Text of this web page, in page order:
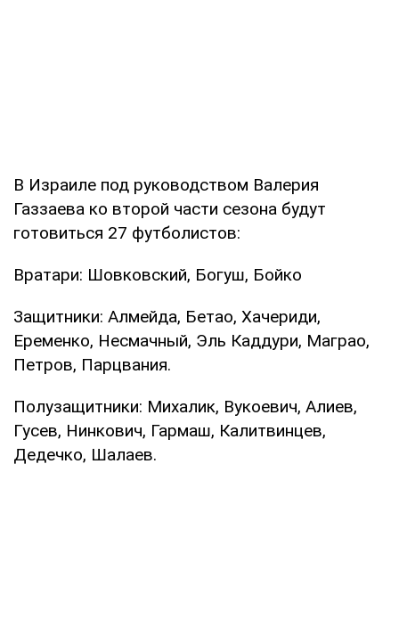
В Израиле под руководством Валерия
Газзаева ко второй части сезона будут
готовиться 27 футболистов:
Вратари: Шовковский, Богуш, Бойко
Защитники: Алмейда, Бетао, Хачериди,
Еременко, Несмачный, Эль Каддури, Маграо,
Петров, Парцвания.
Полузащитники: Михалик, Вукоевич, Алиев,
Гусев, Нинкович, Гармаш, Калитвинцев,
Дедечко, Шалаев.